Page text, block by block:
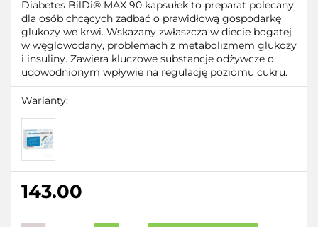
Diabetes BilDi® MAX 90 kapsułek to preparat polecany
dla osób chcących zadbać o prawidłową gospodarkę
glukozy we krwi. Wskazany zwłaszcza w diecie bogatej
w węglowodany, problemach z metabolizmem glukozy
i insuliny. Zawiera kluczowe substancje odżywcze o
udowodnionym wpływie na regulację poziomu cukru.
Warianty:
143.00